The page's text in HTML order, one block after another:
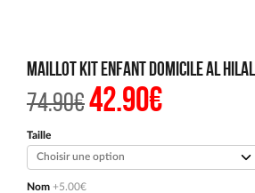
Maillot Kit Enfant Domicile Al Hilal
74.90€Le
prix
était :
74.90€.
42.90€Le
prix
est :
42.90€.
Taille
Nom +5.00€